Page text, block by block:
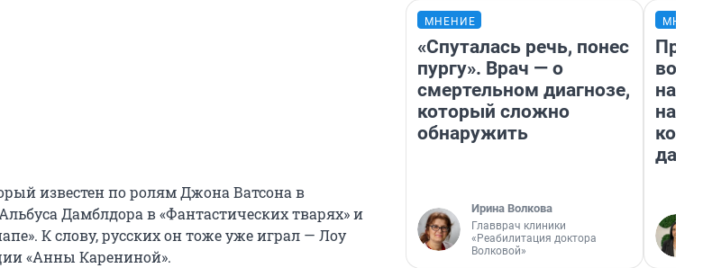
известен по ролям Джона Ватсона в
Дамблдора в «Фантастических тварях» и
К слову, русских он тоже уже играл — Лоу
«Анны Карениной».
МНЕНИЕ
«Спуталась речь, понес
пургу». Врач — о
смертельном диагнозе,
который сложно
обнаружить
Ирина Волкова
Главврач клиники
«Реабилитация доктора
Волковой»
нам
даже